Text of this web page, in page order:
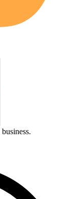
business.